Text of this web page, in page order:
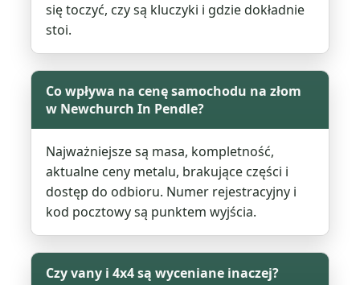
się toczyć, czy są kluczyki i gdzie dokładnie
stoi.
Co wpływa na cenę samochodu na złom
w Newchurch In Pendle?
Najważniejsze są masa, kompletność,
aktualne ceny metalu, brakujące części i
dostęp do odbioru. Numer rejestracyjny i
kod pocztowy są punktem wyjścia.
Czy vany i 4x4 są wyceniane inaczej?